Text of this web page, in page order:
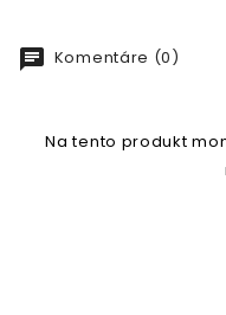
chat Komentáre (0)
Na tento produkt